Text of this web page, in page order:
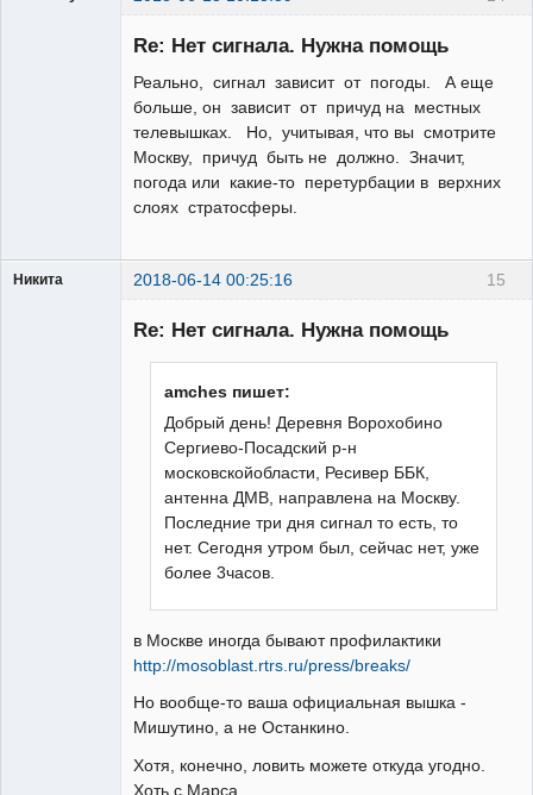
Re: Нет сигнала. Нужна помощь
Реально, сигнал зависит от погоды. А еще
больше, он зависит от причуд на местных
телевышках. Но, учитывая, что вы смотрите
Москву, причуд быть не должно. Значит,
погода или какие-то перетурбации в верхних
слоях стратосферы.
15
Никита 2018-06-14 00:25:16
Re: Нет сигнала. Нужна помощь
amches пишет:
Добрый день! Деревня Ворохобино
Сергиево-Посадский р-н
московскойобласти, Ресивер ББК,
антенна ДМВ, направлена на Москву.
Последние три дня сигнал то есть, то
нет. Сегодня утром был, сейчас нет, уже
более 3часов.
в Москве иногда бывают профилактики
http://mosoblast.rtrs.ru/press/breaks/
Но вообще-то ваша официальная вышка -
Мишутино, а не Останкино.
Хотя, конечно, ловить можете откуда угодно.
Хоть с Марса.